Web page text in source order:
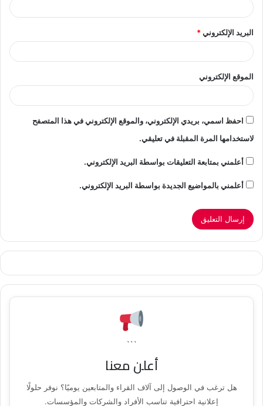
البريد الإلكتروني*
الموقع الإلكتروني
احفظ اسمي، بريدي الإلكتروني، والموقع الإلكتروني في هذا المتصفح
لاستخدامها المرة المقبلة في تعليقي.
أعلمني بمتابعة التعليقات بواسطة البريد الإلكتروني.
أعلمني بالمواضيع الجديدة بواسطة البريد الإلكتروني.
```
أعلن معنا
هل ترغب في الوصول إلى آلاف القراء والمتابعين يوميًا؟ نوفر حلولًا
إعلانية احترافية تناسب الأفراد والشركات والمؤسسات.